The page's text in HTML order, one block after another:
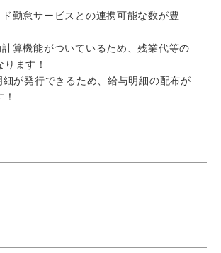
勤怠サービスとの連携可能な数が豊
算機能がついているため、残業代等の
ます！
が発行できるため、給与明細の配布が